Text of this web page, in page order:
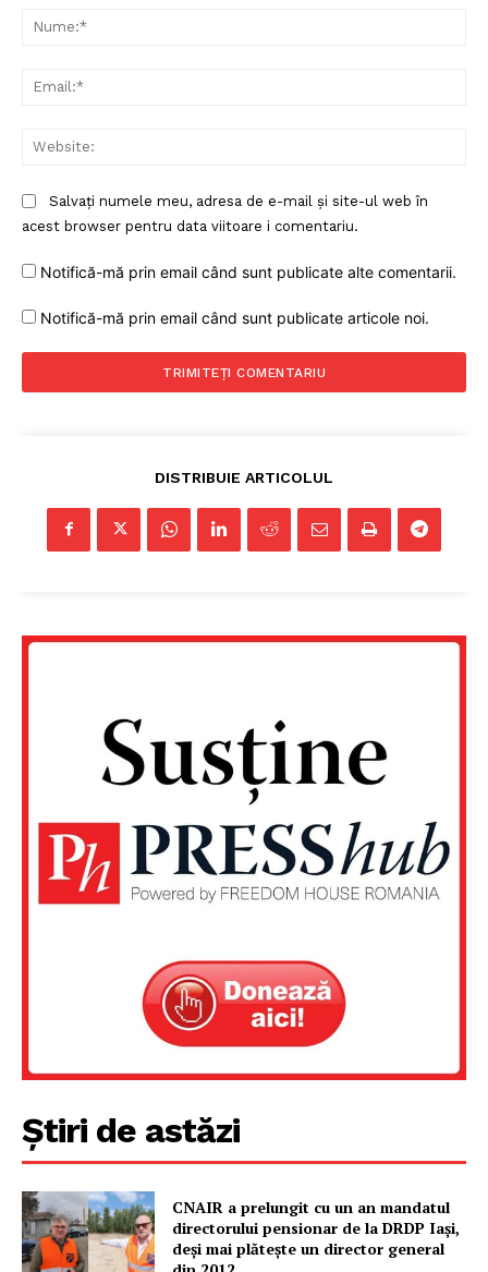
Salvați numele meu, adresa de e-mail și site-ul web în
acest browser pentru data viitoare i comentariu.
Notifică-mă prin email când sunt publicate alte comentarii.
Notifică-mă prin email când sunt publicate articole noi.
DISTRIBUIE ARTICOLUL
Știri de astăzi
CNAIR a prelungit cu un an mandatul
directorului pensionar de la DRDP Iași,
deși mai plătește un director general